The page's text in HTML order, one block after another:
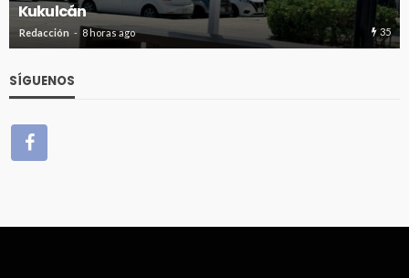
Kukulcán
Redacción 8 horas ago 35
SÍGUENOS